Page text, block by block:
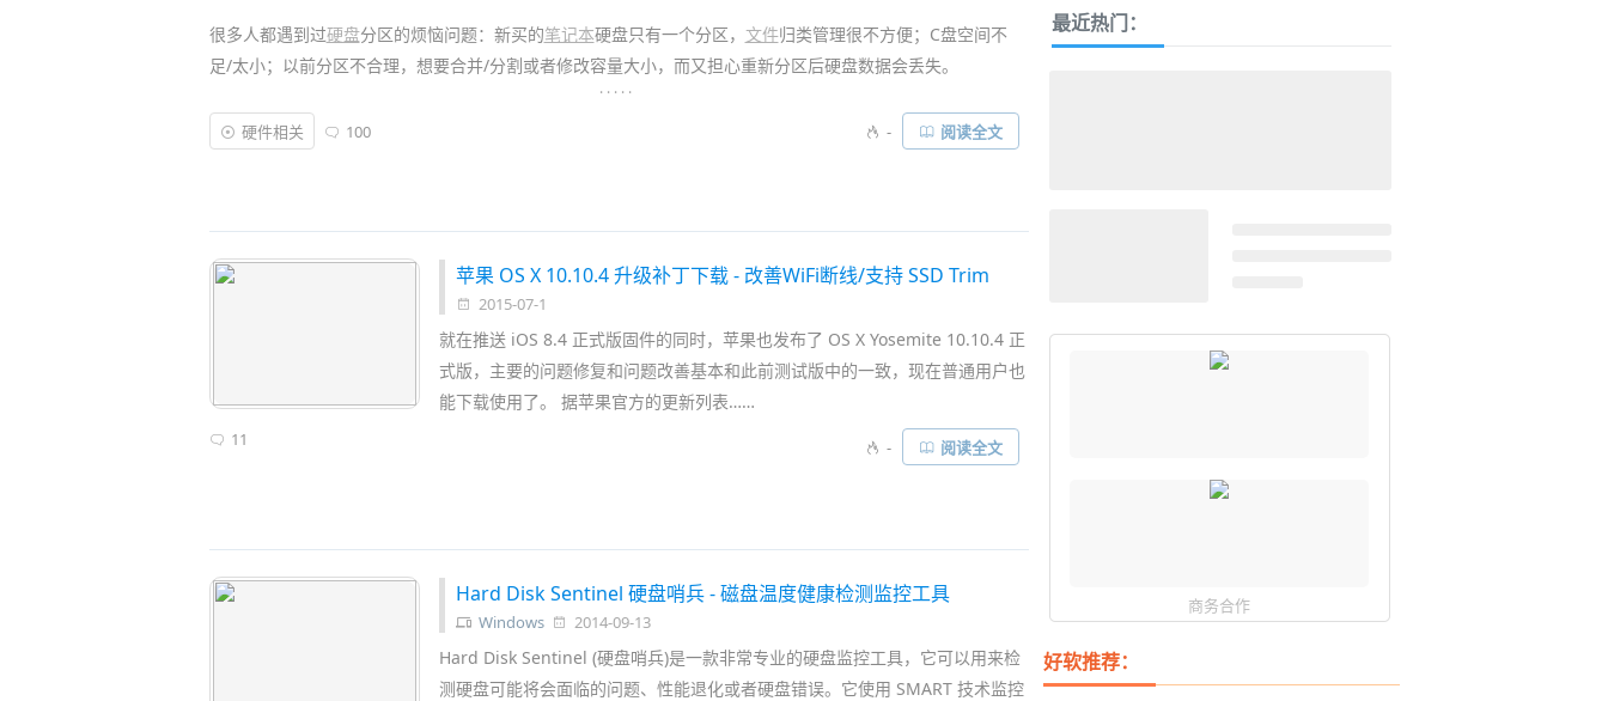
很多人都遇到过硬盘分区的烦恼问题：新买的笔记本硬盘只有一个分区， 文件归类管理很不方便；C盘空间不
足/太小；以前分区不合理，想要合并/分割或者修改容量大小，而又担心重新分区后硬盘数据会丢失。
其实如今的无损分区软件 已经能很有效地在保留原来硬盘数据的情况下重新分区了！我们曾介绍过Partition
Wizard、EASEUS Partition Master
等工具，可它们都是英文版软件，部分还
. . . . .
硬件相关 100 - 阅读全文
苹果 OS X 10.10.4 升级补丁下载 - 改善WiFi断线/支持 SSD Trim
2015-07-1
就在推送 iOS 8.4 正式版固件的同时，苹果也发布了 OS X Yosemite 10.10.4 正
式版，主要的问题修复和问题改善基本和此前测试版中的一致，现在普通用户也
能下载使用了。 据苹果官方的更新列表……
11 - 阅读全文
Hard Disk Sentinel 硬盘哨兵 - 磁盘温度健康检测监控工具
Windows 2014-09-13
Hard Disk Sentinel (硬盘哨兵)是一款非常专业的硬盘监控工具，它可以用来检
测硬盘可能将会面临的问题、性能退化或者硬盘错误。它使用 SMART 技术监控
最近热门：
商务合作
好软推荐：